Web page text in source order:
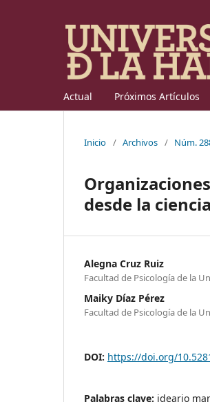
Actual Próximos Artículos
Inicio / Archivos / Núm.
desde la
Alegna Cruz Ruiz
Facultad de Psicología de la
Maiky Díaz Pérez
Facultad de Psicología de la
DOI: https://doi.org/
Palabras clave: ideario